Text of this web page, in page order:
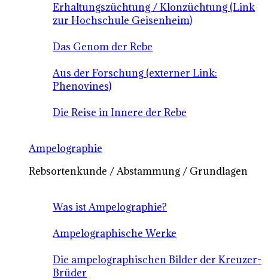
Erhaltungszüchtung / Klonzüchtung (Link
zur Hochschule Geisenheim)
Das Genom der Rebe
Aus der Forschung (externer Link:
Phenovines)
Die Reise in Innere der Rebe
Ampelographie
Rebsortenkunde / Abstammung / Grundlagen
Was ist Ampelographie?
Ampelographische Werke
Die ampelographischen Bilder der Kreuzer-
Brüder